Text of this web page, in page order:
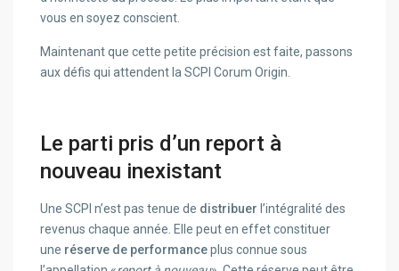
vous en soyez conscient.
Maintenant que cette petite précision est faite, passons
aux défis qui attendent la SCPI Corum Origin.
Le parti pris d’un report à
nouveau inexistant
Une SCPI n’est pas tenue de distribuer l’intégralité des
revenus chaque année. Elle peut en effet constituer
une réserve de performanceplus connue sous